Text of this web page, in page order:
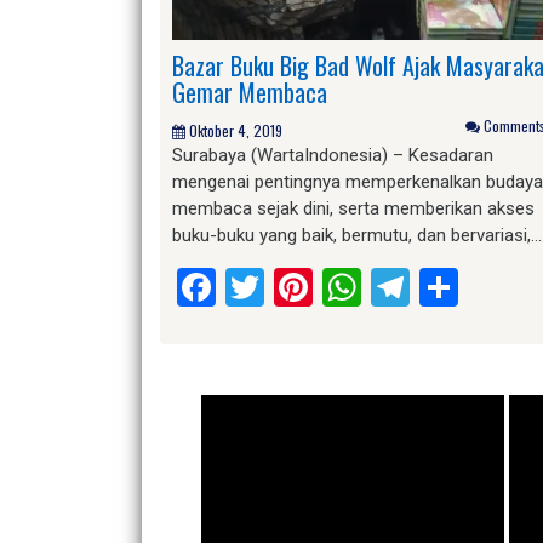
Bazar Buku Big Bad Wolf Ajak
Gemar Membaca
Oktober 4, 2019
Surabaya (WartaIndonesia) – Kesadaran
mengenai pentingnya memperkenalkan budaya
membaca sejak dini, serta memberikan akses
buku-buku yang baik, bermutu, dan bervariasi,…
Facebook
Twitter
Pinterest
WhatsApp
Telegram